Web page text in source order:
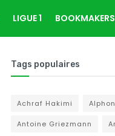
LIGUE 1 BOOKMAKERS
Tags populaires
Achraf Hakimi
Antoine Griezmann